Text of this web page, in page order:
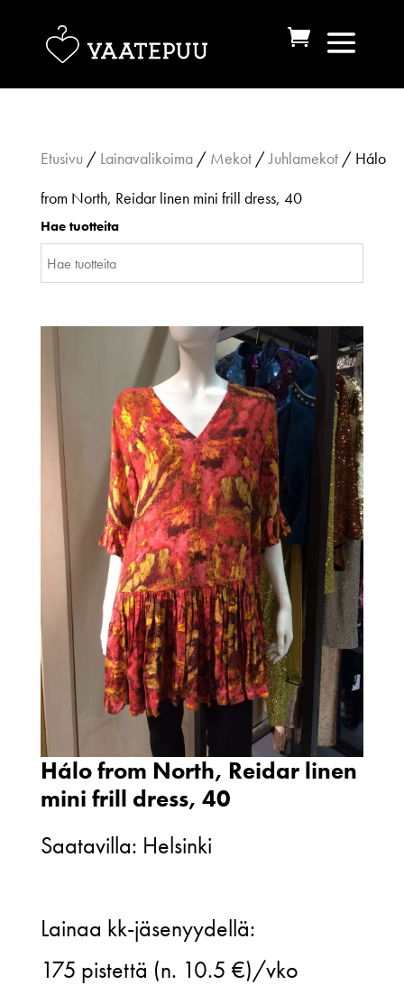
Etusivu / Lainavalikoima/ Mekot/Juhlamekot/ Hálo
from North, Reidar linen mini frill dress, 40
Hae tuotteita
Hálo from North, Reidar linen
mini frill dress, 40
Saatavilla: Helsinki
from
North,
Lainaa kk-jäsenyydellä:
175 pistettä (n. 10.5 €)/vko